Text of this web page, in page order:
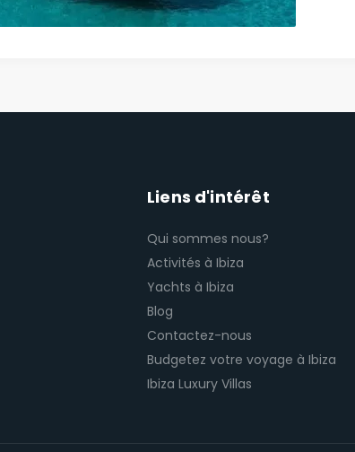
Liens d'intérêt
Qui sommes nous?
Activités à Ibiza
Yachts à Ibiza
Blog
Contactez-nous
Budgetez votre voyage à Ibiza
Ibiza Luxury Villas